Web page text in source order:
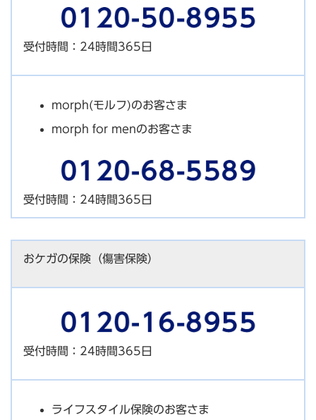
受付時間：24時間365日
morph(モルフ)のお客さま
morph for menのお客さま
受付時間：24時間365日
おケガの保険（傷害保険）
受付時間：24時間365日
ライフスタイル保険のお客さま